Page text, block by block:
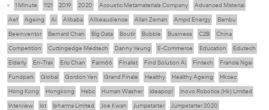
1 Minute 1121 2019 2020 Acoustic Metamaterials Company
Advanced Material
Aef
Ageing Ai Alibaba Alikeaudience Allan Zeman Ampd Energy
Bambu
Beeinventor
Bernard Chan Big Data Boutir Bubble Business C2B
China
Competition
Cuttingedge Medtech Danny Yeung E-Commerce Education
Edutech
Elderly
En-Trak Eric Chan Farm66 Finalist Find Solution Ai Fintech
Francis Ngai
Fundpark
Global Gordon Yen Grand Finale Healthy Healthy Ageing
Hkcec
Hong Kong
Hongkong Hsbc Human Washer Ideapop!
Inovo Robotics (Hk) Limited
Interview
Iot Ipharma Limited Joe Kwan Jumpstarter
Jumpstarter 2020